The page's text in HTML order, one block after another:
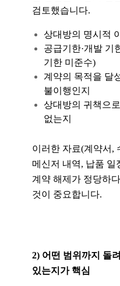
검토했습니다.
상대방의 명시적
공급기한·개발 기
기한 미준수)
계약의 목적을 달
불이행인지
상대방의 귀책으
없는지
이러한 자료(계약서,
메신저 내역, 납품 일
계약 해제가 정당하
것이 중요합니다.
2) 어떤 범위까지 돌
있는지가 핵심